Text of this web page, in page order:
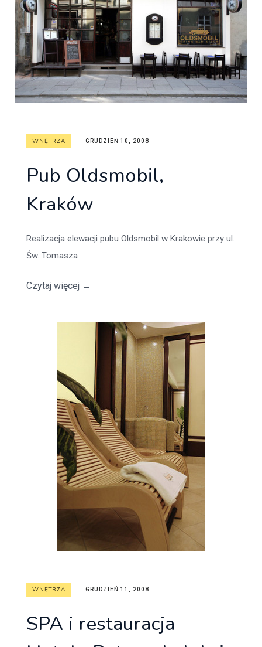
WNĘTRZA GRUDZIEŃ 10, 2008
Pub Oldsmobil,
Kraków
Realizacja elewacji pubu Oldsmobil w Krakowie przy ul.
Św. Tomasza
Czytaj więcej →
WNĘTRZA GRUDZIEŃ 11, 2008
SPA i restauracja